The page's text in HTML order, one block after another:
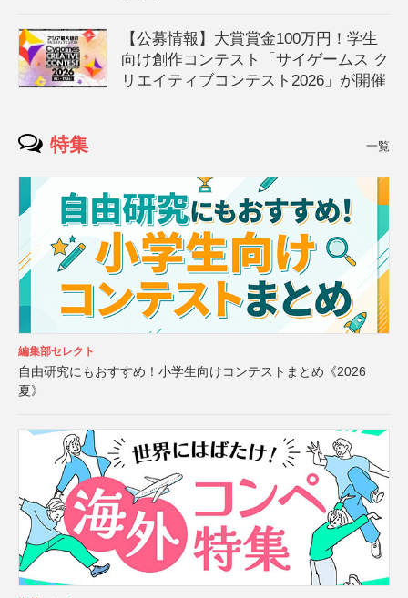
【公募情報】大賞賞金100万円！学生
向け創作コンテスト「サイゲームス ク
リエイティブコンテスト2026」が開催
特集 一覧
編集部セレクト
自由研究にもおすすめ！小学生向けコンテストまとめ《2026
夏》